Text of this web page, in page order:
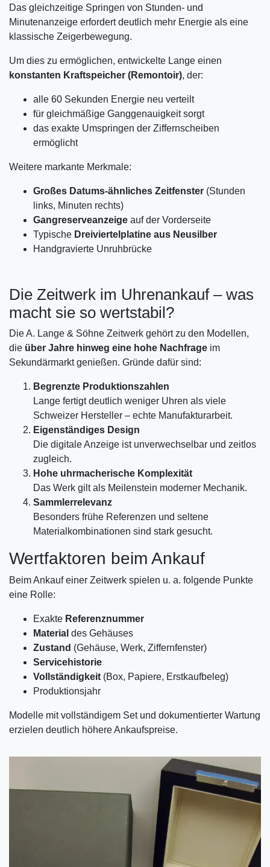
Das gleichzeitige Springen von Stunden- und
Minutenanzeige erfordert deutlich mehr Energie als eine
klassische Zeigerbewegung.
Um dies zu ermöglichen, entwickelte Lange einen
konstanten Kraftspeicher (Remontoir), der:
alle 60 Sekunden Energie neu verteilt
für gleichmäßige Ganggenauigkeit sorgt
das exakte Umspringen der Ziffernscheiben
ermöglicht
Weitere markante Merkmale:
Großes Datums-ähnliches Zeitfenster (Stunden
links, Minuten rechts)
Gangreserveanzeige auf der Vorderseite
Typische Dreiviertelplatine aus Neusilber
Handgravierte Unruhbrücke
Die Zeitwerk im Uhrenankauf – was
macht sie so wertstabil?
Die A. Lange & Söhne Zeitwerk gehört zu den Modellen,
die über Jahre hinweg eine hohe Nachfrage im
Sekundärmarkt genießen. Gründe dafür sind:
Begrenzte Produktionszahlen
Lange fertigt deutlich weniger Uhren als viele
Schweizer Hersteller – echte Manufakturarbeit.
Eigenständiges Design
Die digitale Anzeige ist unverwechselbar und zeitlos
zugleich.
Hohe uhrmacherische Komplexität
Das Werk gilt als Meilenstein moderner Mechanik.
Sammlerrelevanz
Besonders frühe Referenzen und seltene
Materialkombinationen sind stark gesucht.
Wertfaktoren beim Ankauf
Beim Ankauf einer Zeitwerk spielen u. a. folgende Punkte
eine Rolle:
Exakte Referenznummer
Material des Gehäuses
Zustand (Gehäuse, Werk, Ziffernfenster)
Servicehistorie
Vollständigkeit(Box, Papiere, Erstkaufbeleg)
Produktionsjahr
Modelle mit vollständigem Set und dokumentierter Wartung
erzielen deutlich höhere Ankaufspreise.